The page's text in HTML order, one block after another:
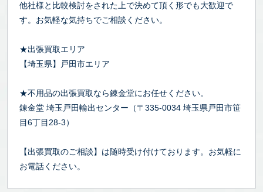
他社様と比較検討をされた上で決めて頂く形でも大歓迎で
す。お気軽な気持ちでご相談ください。
★出張買取エリア
【埼玉県】戸田市エリア
★不用品の出張買取なら錬金堂にお任せください。
錬金堂 埼玉戸田輸出センター（〒335-0034 埼玉県戸田市笹
目6丁目28-3）
【出張買取のご相談】は随時受け付けております。お気軽に
お電話ください。